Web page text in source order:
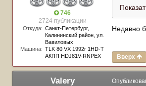
746
2724 публикации
Откуда: Санкт-Петербург,
Калининский район, ул.
Вавиловых
Машина: TLK 80 VX 1992г 1HD-T
АКПП HDJ81V-RNPEX
Теперь
Может
Недавно
Вверх
Valery